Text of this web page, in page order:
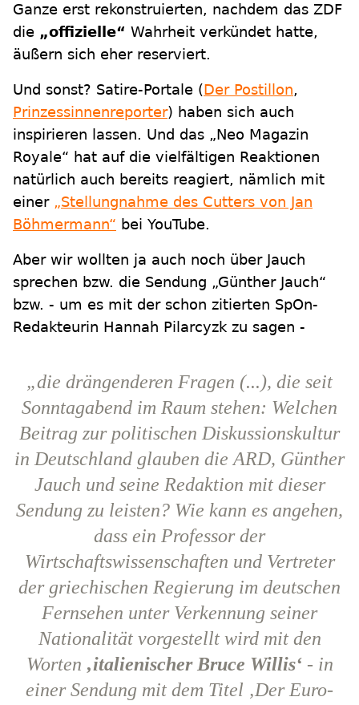
Ganze erst rekonstruierten, nachdem das ZDF
die „offizielle“ Wahrheit verkündet hatte,
äußern sich eher reserviert.
Und sonst? Satire-Portale (Der Postillon,
Prinzessinnenreporter) haben sich auch
inspirieren lassen. Und das „Neo Magazin
Royale“ hat auf die vielfältigen Reaktionen
natürlich auch bereits reagiert, nämlich mit
einer „Stellungnahme des Cutters von Jan
Böhmermann“ bei YouTube.
Aber wir wollten ja auch noch über Jauch
sprechen bzw. die Sendung „Günther Jauch“
bzw. - um es mit der schon zitierten SpOn-
Redakteurin Hannah Pilarcyzk zu sagen -
„die drängenderen Fragen (...), die seit
Sonntagabend im Raum stehen: Welchen
Beitrag zur politischen Diskussionskultur
in Deutschland glauben die ARD, Günther
Jauch und seine Redaktion mit dieser
Sendung zu leisten? Wie kann es angehen,
dass ein Professor der
Wirtschaftswissenschaften und Vertreter
der griechischen Regierung im deutschen
Fernsehen unter Verkennung seiner
Nationalität vorgestellt wird mit den
Worten ‚italienischer Bruce Willis‘- in
einer Sendung mit dem Titel ‚Der Euro-